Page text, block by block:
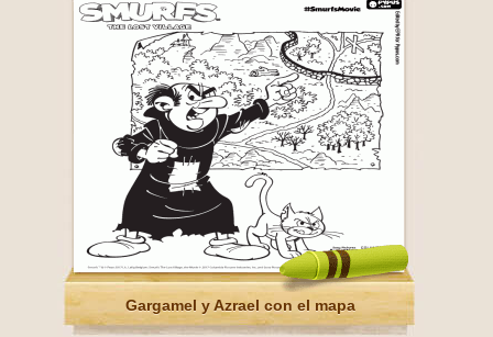
Gargamel y Azrael con el mapa